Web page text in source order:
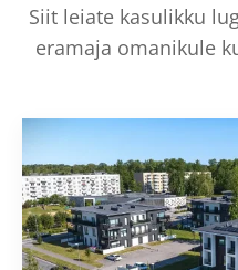
Siit leiate kasulikku
eramaja omanikule